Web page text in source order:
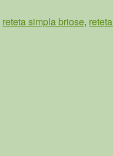
reteta simpla briose,